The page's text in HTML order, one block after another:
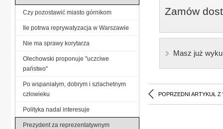
Zamów
Masz już
POPRZEDNI ARTYKUŁ Z
Czy pozostawić miasto górnikom
Ile potrwa reprywatyzacja w Warszawie
Nie ma sprawy korytarza
Olechowski proponuje "uczciwe
państwo"
Po wspaniałym, dobrym i szlachetnym
człowieku
Polityka nadal interesuje
Prezydent za reprezentatywnym